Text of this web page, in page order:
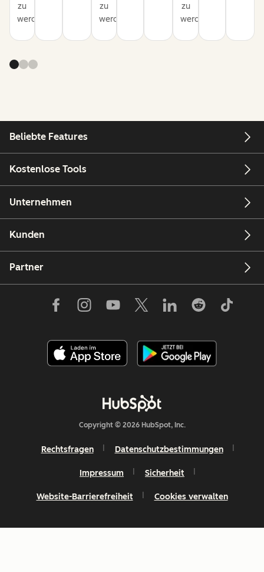
zu
werden.
zu
werden.
zu
werden.
Beliebte Features
Kostenlose Tools
Unternehmen
Kunden
Partner
Copyright © 2026 HubSpot, Inc.
Rechtsfragen Datenschutzbestimmungen
Impressum Sicherheit
Website-Barrierefreiheit Cookies verwalten